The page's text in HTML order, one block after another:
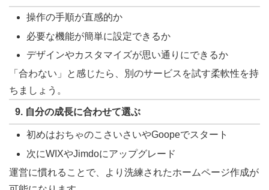
操作の手順が直感的か
必要な機能が簡単に設定できるか
デザインやカスタマイズが思い通りにできるか
「合わない」と感じたら、別のサービスを試す柔軟性を持
ちましょう。
9. 自分の成長に合わせて選ぶ
初めはおちゃのこさいさいやGoopeでスタート
次にWIXやJimdoにアップグレード
運営に慣れることで、より洗練されたホームページ作成が